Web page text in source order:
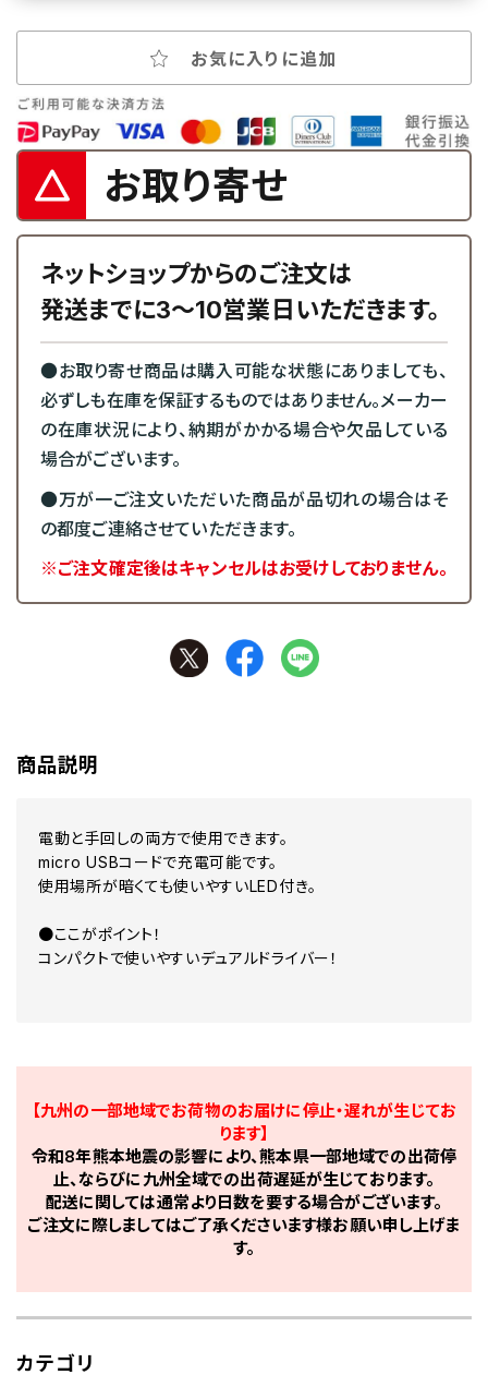
お気に入りに追加
お取り寄せ
ネットショップからのご注文は
発送までに3～10営業日いただきます。
●お取り寄せ商品は購入可能な状態にありましても、
必ずしも在庫を保証するものではありません。メーカー
の在庫状況により、納期がかかる場合や欠品している
場合がございます。
●万が一ご注文いただいた商品が品切れの場合はそ
の都度ご連絡させていただきます。
※ご注文確定後はキャンセルはお受けしておりません。
商品説明
電動と手回しの両方で使用できます。
micro USBコードで充電可能です。
使用場所が暗くても使いやすいLED付き。
●ここがポイント！
コンパクトで使いやすいデュアルドライバー！
【九州の一部地域でお荷物のお届けに停止・遅れが生じてお
ります】
令和8年熊本地震の影響により、熊本県一部地域での出荷停
止、ならびに九州全域での出荷遅延が生じております。
配送に関しては通常より日数を要する場合がございます。
ご注文に際しましてはご了承くださいます様お願い申し上げま
す。
カテゴリ